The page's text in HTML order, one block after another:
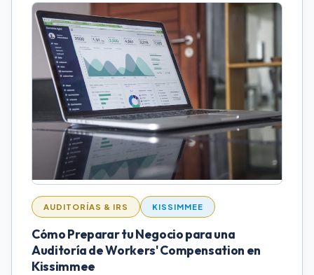
AUDITORÍAS & IRS KISSIMMEE
Cómo Preparar tu Negocio para una
Auditoría de Workers' Compensation en
Kissimmee